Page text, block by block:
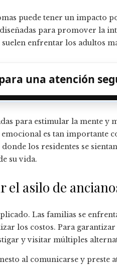
puede tener un impacto
para promover la
enfrentar los adultos
una atención
para estimular la mente y
es tan importante
los residentes se
su vida.
el asilo de
Las familias se
los costos. Para garantizar
y visitar múltiples
al comunicarse y preste